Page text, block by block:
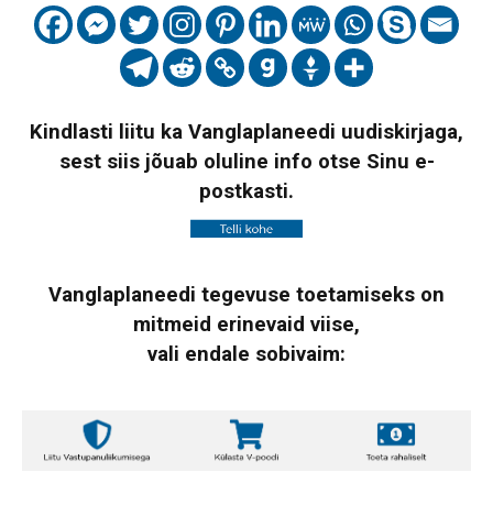
Kindlasti liitu ka Vanglaplaneedi uudiskirjaga,
sest siis jõuab oluline info otse Sinu e-
postkasti.
Vanglaplaneedi tegevuse toetamiseks on
mitmeid erinevaid viise,
vali endale sobivaim: